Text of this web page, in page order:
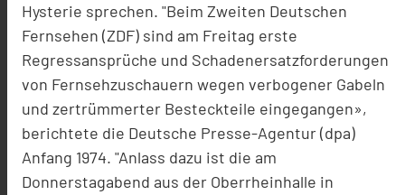
Hysterie sprechen. "Beim Zweiten Deutschen
Fernsehen (ZDF) sind am Freitag erste
Regressansprüche und Schadenersatzforderungen
von Fernsehzuschauern wegen verbogener Gabeln
und zertrümmerter Besteckteile eingegangen»,
berichtete die Deutsche Presse-Agentur (dpa)
Anfang 1974. "Anlass dazu ist die am
Donnerstagabend aus der Oberrheinhalle in